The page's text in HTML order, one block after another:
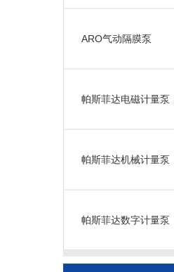
ARO气动隔膜泵
帕斯菲达电磁计量泵
帕斯菲达机械计量泵
帕斯菲达数字计量泵